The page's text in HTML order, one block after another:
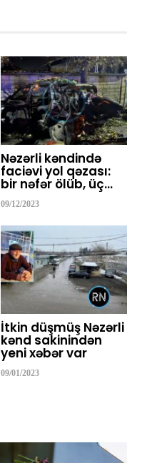
Nəzərli kəndində
faciəvi yol qəzası:
bir nəfər ölüb, üç…
09/12/2023
İtkin düşmüş Nəzərli
kənd sakinindən
yeni xəbər var
09/01/2023